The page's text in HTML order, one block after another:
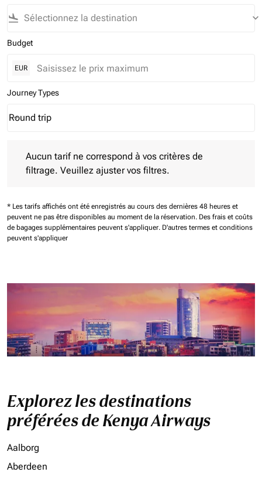
flight_land keyboard_arrow_down
Budget
EUR
Journey Types
Journey Types option Round trip Selected
Round trip
keyboard_arrow_down
Aucun tarif ne correspond à vos critères de
filtrage. Veuillez ajuster vos filtres.
* Les tarifs affichés ont été enregistrés au cours des dernières 48 heures et
peuvent ne pas être disponibles au moment de la réservation. Des frais et coûts
de bagages supplémentaires peuvent s'appliquer. D'autres termes et conditions
peuvent s'appliquer
Explorez les destinations
préférées de Kenya Airways
Aalborg
Aberdeen